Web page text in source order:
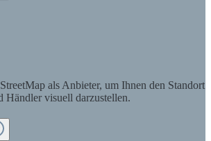
als Anbieter, um Ihnen den Standort
Händler visuell darzustellen.